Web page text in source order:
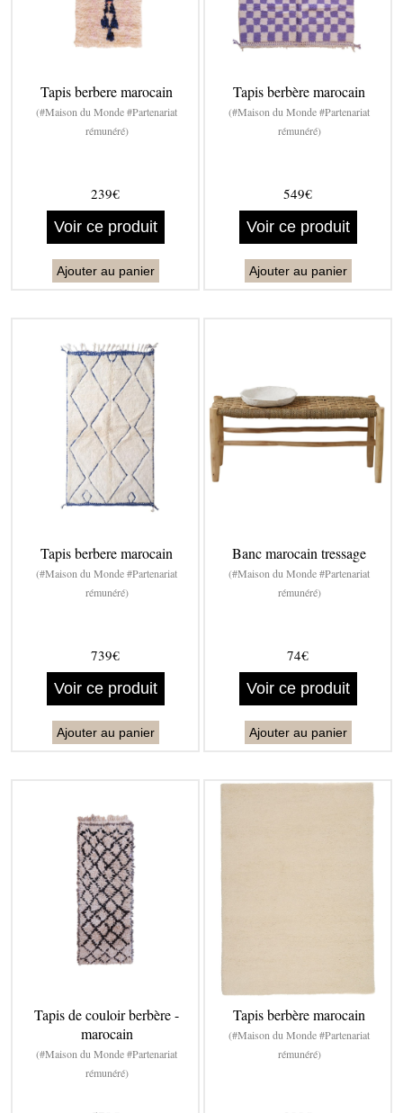
Tapis berbere marocain
(#Maison du Monde #Partenariat
rémunéré)
239€
Voir ce produit
Ajouter au panier
Tapis berbère marocain
(#Maison du Monde #Partenariat
rémunéré)
549€
Voir ce produit
Ajouter au panier
Tapis berbere marocain
(#Maison du Monde #Partenariat
rémunéré)
739€
Voir ce produit
Ajouter au panier
Banc marocain tressage
(#Maison du Monde #Partenariat
rémunéré)
74€
Voir ce produit
Ajouter au panier
Tapis de couloir berbère -
marocain
(#Maison du Monde #Partenariat
rémunéré)
Tapis berbère marocain
(#Maison du Monde #Partenariat
rémunéré)